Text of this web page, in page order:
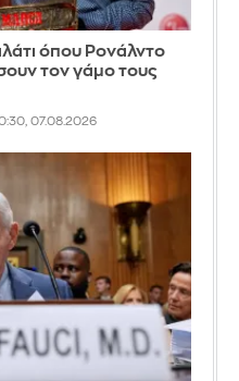
όπου Ρονάλντο
τον γάμο τους
07.08.2026